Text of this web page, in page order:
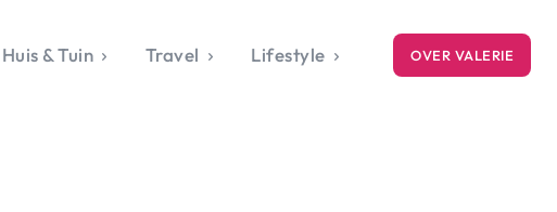
Huis & Tuin Travel Lifestyle OVER VALERIE